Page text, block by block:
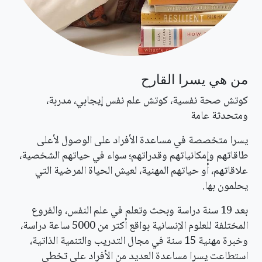
من هي يسرا القارح
كوتش صحة نفسية، كوتش علم نفس إيجابي، مدربة،
ومتحدثة عامة
يسرا متخصصة في مساعدة الأفراد على الوصول لأعلى
طاقاتهم وإمكانياتهم وقدراتهم؛ سواء في حياتهم الشخصية،
علاقاتهم، أو حياتهم المهنية، لعيش الحياة المرضية التي
يحلمون بها.
بعد 19 سنة دراسة وبحث وتعلم في علم النفس، والفروع
المختلفة للعلوم الإنسانية بواقع أكتر من 5000 ساعة دراسة،
وخبرة مهنية 15 سنة في مجال التدريب والتنمية الذاتية،
استطاعت يسرا مساعدة العديد من الأفراد على تخطي